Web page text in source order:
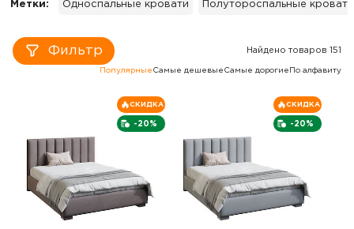
Метки: Односпальные кровати Полутороспальные кровати
Фильтр Найдено товаров 151
Популярные Самые дешевые Самые дорогие По алфавиту
-20%
СКИДКА
-20%
СКИДКА